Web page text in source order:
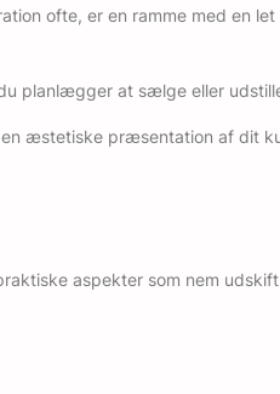
ofte, er en ramme med en
planlægger at sælge eller
æstetiske præsentation af dit
aspekter som nem